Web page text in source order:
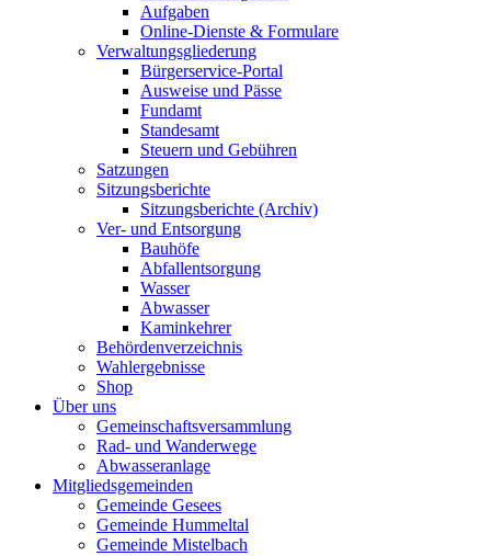
Aufgaben
Online-Dienste & Formulare
Verwaltungsgliederung
Bürgerservice-Portal
Ausweise und Pässe
Fundamt
Standesamt
Steuern und Gebühren
Satzungen
Sitzungsberichte
Sitzungsberichte (Archiv)
Ver- und Entsorgung
Bauhöfe
Abfallentsorgung
Wasser
Abwasser
Kaminkehrer
Behördenverzeichnis
Wahlergebnisse
Shop
Über uns
Gemeinschaftsversammlung
Rad- und Wanderwege
Abwasseranlage
Mitgliedsgemeinden
Gemeinde Gesees
Gemeinde Hummeltal
Gemeinde Mistelbach